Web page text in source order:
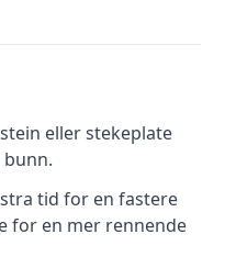
eller stekeplate
tid for en fastere
for en mer rennende